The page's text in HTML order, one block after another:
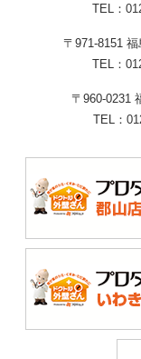
TEL：
〒971-8151
TEL：
〒960-0231
TEL：